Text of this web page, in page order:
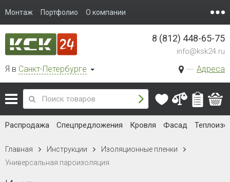
Монтаж Портфолио О компании
Я в Санкт-Петербурге Адреса
8 (812) 448-65-75
info@ksk24.ru
Распродажа Спецпредложения Кровля Фасад
Главная Инструкции
Изоляционные пленки
Универсальная пароизоляция